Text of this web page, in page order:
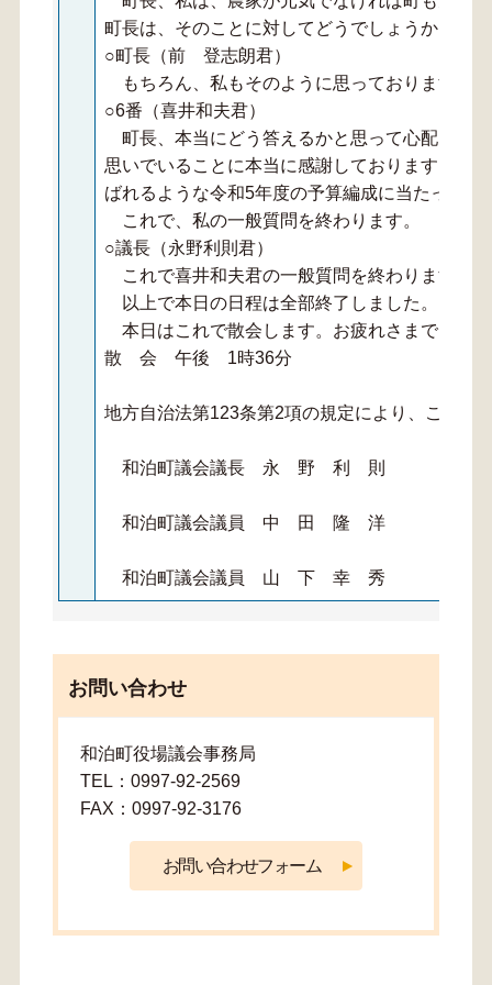
町長は、そのことに対してどうでしょうか。お
○町長（前 登志朗君）
もちろん、私もそのように思っております。
○6番（喜井和夫君）
町長、本当にどう答えるかと思って心配して
思いでいることに本当に感謝しております。そ
ばれるような令和5年度の予算編成に当たってほ
これで、私の一般質問を終わります。
○議長（永野利則君）
これで喜井和夫君の一般質問を終わります。
以上で本日の日程は全部終了しました。
本日はこれで散会します。お疲れさまでした。
散 会 午後 1時36分
地方自治法第123条第2項の規定により、ここに
和泊町議会議長 永 野 利 則
和泊町議会議員 中 田 隆 洋
和泊町議会議員 山 下 幸 秀
お問い合わせ
和泊町役場議会事務局
TEL：0997-92-2569
FAX：0997-92-3176